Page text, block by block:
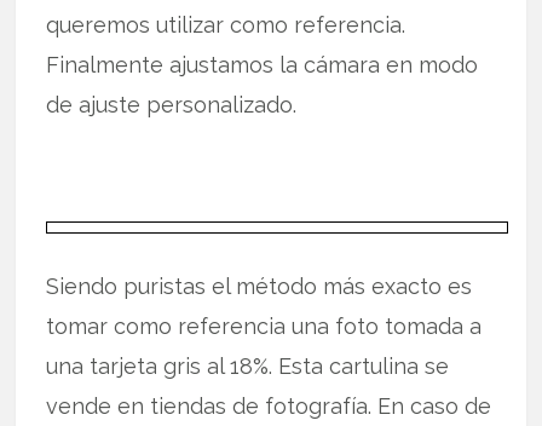
queremos utilizar como referencia.
Finalmente ajustamos la cámara en modo
de ajuste personalizado.
Siendo puristas el método más exacto es
tomar como referencia una foto tomada a
una tarjeta gris al 18%. Esta cartulina se
vende en tiendas de fotografía. En caso de